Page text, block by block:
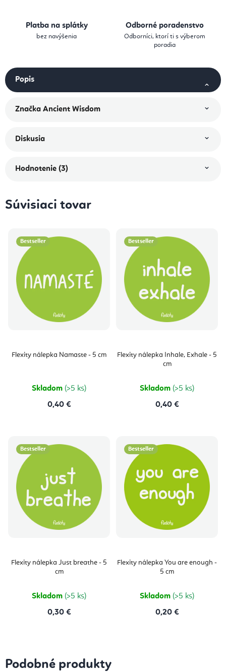
Platba na splátky
bez navýšenia
Odborné poradenstvo
Odborníci, ktorí ti s výberom
poradia
Popis
Značka Ancient Wisdom
Diskusia
Hodnotenie (3)
Súvisiaci tovar
Bestseller
Flexity nálepka Namaste - 5 cm
Skladom (>5 ks)
0,40 €
Bestseller
Flexity nálepka Inhale, Exhale - 5
cm
Skladom (>5 ks)
0,40 €
Bestseller
Flexity nálepka Just breathe - 5
cm
Skladom (>5 ks)
0,30 €
Bestseller
Flexity nálepka You are enough -
5 cm
Skladom (>5 ks)
0,20 €
Podobné produkty